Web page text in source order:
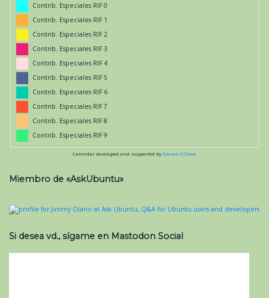
Contrib. Especiales RIF 0
Contrib. Especiales RIF 1
Contrib. Especiales RIF 2
Contrib. Especiales RIF 3
Contrib. Especiales RIF 4
Contrib. Especiales RIF 5
Contrib. Especiales RIF 6
Contrib. Especiales RIF 7
Contrib. Especiales RIF 8
Contrib. Especiales RIF 9
Calendar developed and supported by Kieran O'Shea
Miembro de «AskUbuntu»
Si desea vd., sígame en Mastodon Social